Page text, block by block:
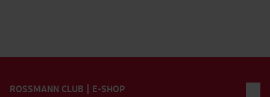
ROSSMANN CLUB | E-SHOP